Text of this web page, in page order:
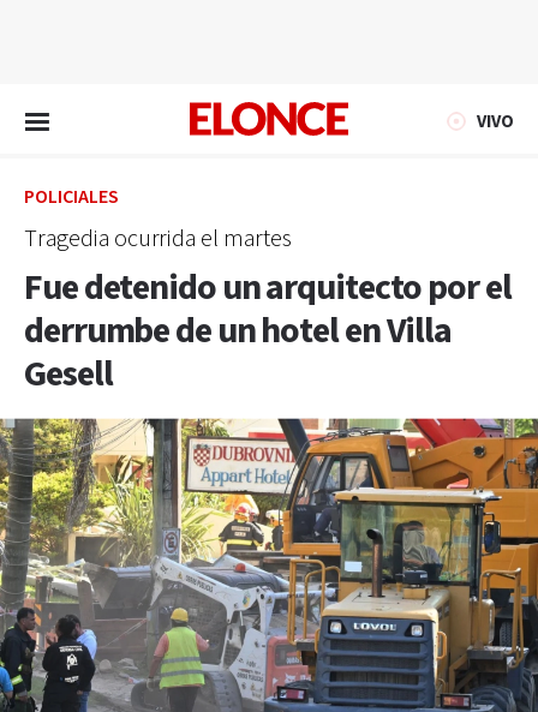
VIVO
POLICIALES
Tragedia ocurrida el martes
Fue detenido un arquitecto por el
derrumbe de un hotel en Villa
Gesell